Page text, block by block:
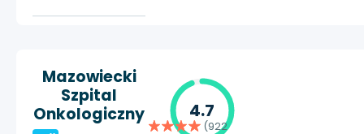
Mazowiecki
Szpital
Onkologiczny
4.7
(922